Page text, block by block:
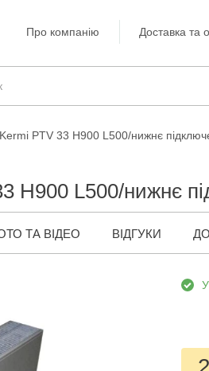
Про компанію Доставка та
PTV 33 H900 L500/нижнє
H900 L500/нижнє
ТА ВІДЕО ВІДГУКИ